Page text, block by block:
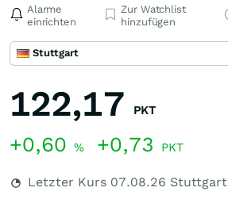
Alarme
einrichten
Zur Watchlist
hinzufügen
Stuttgart
122,17 PKT
+0,60 % +0,73 PKT
Letzter Kurs 07.08.26 Stuttgart